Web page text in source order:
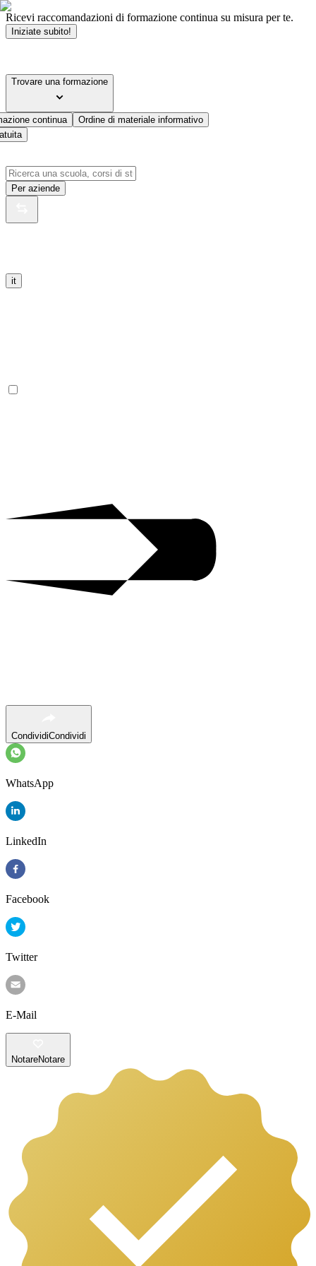
Ricevi raccomandazioni di formazione continua su misura per te.
Iniziate subito!
Trovare una formazione
continua
Ordine di materiale informativo
Per aziende
it
CondividiCondividi
WhatsApp
LinkedIn
Facebook
Twitter
E-Mail
NotareNotare